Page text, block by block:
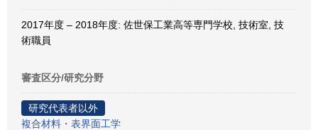
2017年度 – 2018年度: 佐世保工業高等専門学校, 技術室, 技
術職員
審査区分/研究分野
研究代表者以外
複合材料・表界面工学